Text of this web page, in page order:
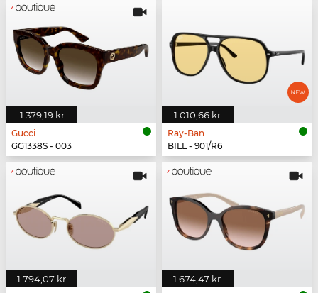
1.379,19 kr.
Gucci
GG1338S - 003
1.010,66 kr.
Ray-Ban
BILL - 901/R6
1.794,07 kr. 1.674,47 kr.